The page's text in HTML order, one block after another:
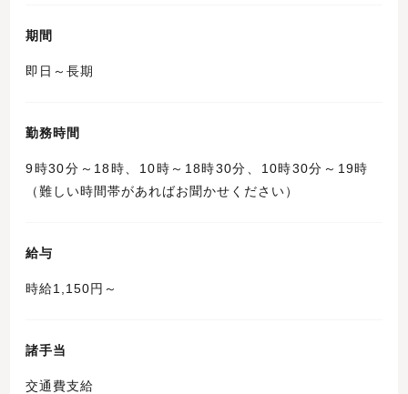
期間
即日～長期
勤務時間
9時30分～18時、10時～18時30分、10時30分～19時
（難しい時間帯があればお聞かせください）
給与
時給1,150円～
諸手当
交通費支給